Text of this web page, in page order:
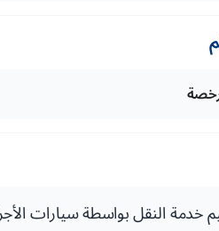
خدمة النقل بواسطة سيارات